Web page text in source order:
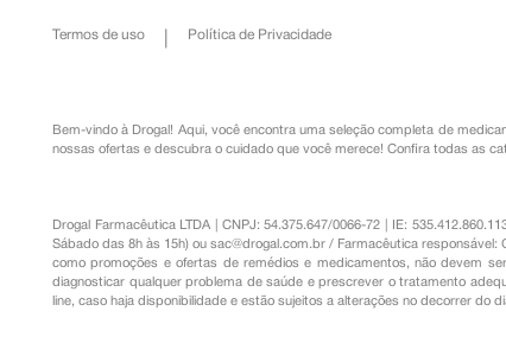
Termos de uso Política de Privacidade
Bem-vindo à Drogal! Aqui, você encontra uma seleção completa de
nossas ofertas e descubra o cuidado que você merece! Confira todas as
Drogal Farmacêutica LTDA | CNPJ: 54.375.647/0066-72 | IE:
Sábado das 8h às 15h) ousac@drogal.com.br / Farmacêutica responsável:
como promoções e ofertas de remédios e medicamentos, não devem
diagnosticar qualquer problema de saúde e prescrever o tratamento
line, caso haja disponibilidade e estão sujeitos a alterações no decorrer do